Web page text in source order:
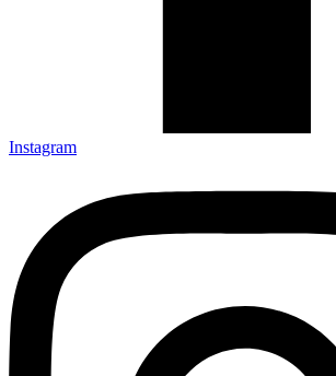
Instagram